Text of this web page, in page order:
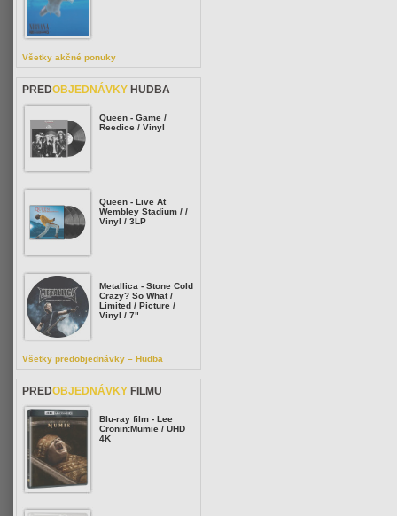
Všetky akčné ponuky
PREDOBJEDNÁVKY HUDBA
Queen - Game /
Reedice / Vinyl
Queen - Live At
Wembley Stadium / /
Vinyl / 3LP
Metallica - Stone Cold
Crazy? So What /
Limited / Picture /
Vinyl / 7"
Všetky predobjednávky – Hudba
PREDOBJEDNÁVKY FILMU
Blu-ray film - Lee
Cronin:Mumie / UHD
4K